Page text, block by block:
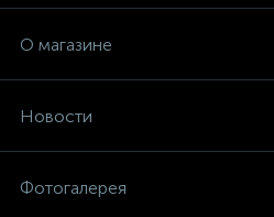
О магазине
Новости
Фотогалерея